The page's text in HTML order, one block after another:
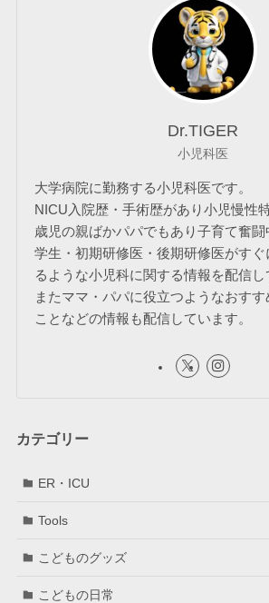
Dr.TIGER
小児科医
大学病院に勤務する小児科医です。
NICU入院歴・手術歴があり小児慢性
歳児の親ばかパパでもあり子育て奮闘
学生・初期研修医・後期研修医がすぐ
るような小児科に関する情報を配信し
またママ・パパに役立つようなおす
ことなどの情報も配信しています。
カテゴリー
ER・ICU
Tools
こどものグッズ
こどもの日常